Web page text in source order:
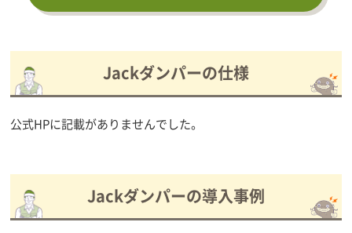
Jackダンパーの仕様
公式HPに記載がありませんでした。
Jackダンパーの導入事例